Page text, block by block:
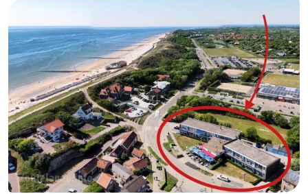
Zoutelande
Duinflat
-
Duinoord
-
Duinweg
18
-
Kurhaus
-
Residentie
Campings